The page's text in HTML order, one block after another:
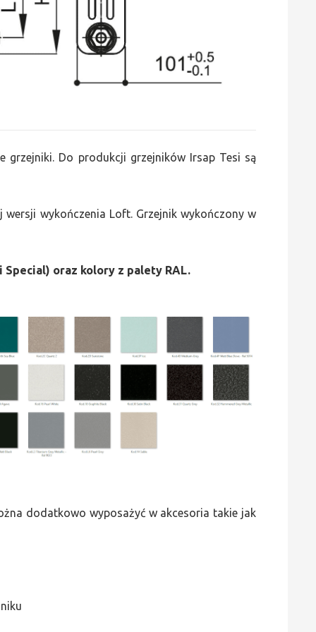
grzejniki. Do produkcji grzejników Irsap Tesi są
wykończenia Loft. Grzejnik wykończony w
oraz kolory z palety RAL.
dodatkowo wyposażyć w akcesoria takie jak